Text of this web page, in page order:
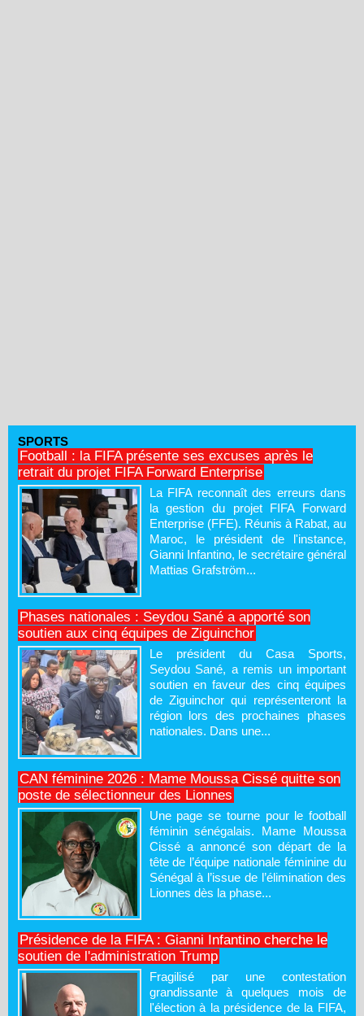
SPORTS
Football : la FIFA présente ses excuses après le
retrait du projet FIFA Forward Enterprise
La FIFA reconnaît des erreurs dans
la gestion du projet FIFA Forward
Enterprise (FFE). Réunis à Rabat, au
Maroc, le président de l'instance,
Gianni Infantino, le secrétaire général
Mattias Grafström...
Phases nationales : Seydou Sané a apporté son
soutien aux cinq équipes de Ziguinchor
Le président du Casa Sports,
Seydou Sané, a remis un important
soutien en faveur des cinq équipes
de Ziguinchor qui représenteront la
région lors des prochaines phases
nationales. Dans une...
CAN féminine 2026 : Mame Moussa Cissé quitte son
poste de sélectionneur des Lionnes
Une page se tourne pour le football
féminin sénégalais. Mame Moussa
Cissé a annoncé son départ de la
tête de l’équipe nationale féminine du
Sénégal à l’issue de l’élimination des
Lionnes dès la phase...
Présidence de la FIFA : Gianni Infantino cherche le
soutien de l'administration Trump
Fragilisé par une contestation
grandissante à quelques mois de
l'élection à la présidence de la FIFA,